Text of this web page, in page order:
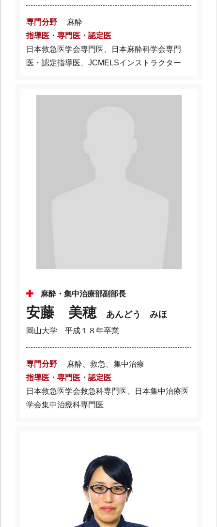
専門分野
麻酔
指導医・専門医・認定医
日本救急医学会専門医、日本麻酔科学会専門
医・認定指導医、JCMELSインストラクター
麻酔・集中治療部副部長
安藤 美穂 あんどう みほ
岡山大学 平成１８年卒業
専門分野
麻酔、救急、集中治療
指導医・専門医・認定医
日本救急医学会救急科専門医、日本集中治療医
学会集中治療科専門医